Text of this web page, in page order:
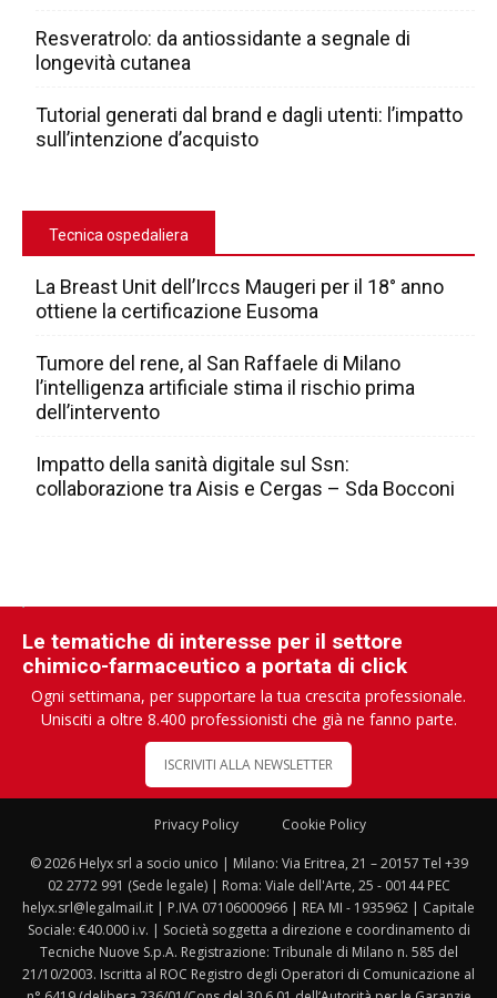
Resveratrolo: da antiossidante a segnale di
longevità cutanea
Tutorial generati dal brand e dagli utenti: l’impatto
sull’intenzione d’acquisto
Tecnica ospedaliera
La Breast Unit dell’Irccs Maugeri per il 18° anno
ottiene la certificazione Eusoma
Tumore del rene, al San Raffaele di Milano
l’intelligenza artificiale stima il rischio prima
dell’intervento
Impatto della sanità digitale sul Ssn:
collaborazione tra Aisis e Cergas – Sda Bocconi
Le tematiche di interesse per il settore
chimico-farmaceutico a portata di click
Ogni settimana, per supportare la tua crescita professionale.
Unisciti a oltre 8.400 professionisti che già ne fanno parte.
ISCRIVITI ALLA NEWSLETTER
Privacy Policy Cookie Policy
© 2026 Helyx srl a socio unico | Milano: Via Eritrea, 21 – 20157 Tel +39
02 2772 991 (Sede legale) | Roma: Viale dell'Arte, 25 - 00144 PEC
helyx.srl@legalmail.it | P.IVA 07106000966 | REA MI - 1935962 | Capitale
Sociale: €40.000 i.v. | Società soggetta a direzione e coordinamento di
Tecniche Nuove S.p.A. Registrazione: Tribunale di Milano n. 585 del
21/10/2003. Iscritta al ROC Registro degli Operatori di Comunicazione al